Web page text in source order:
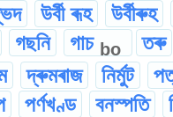
উৰ্বী ৰূহ উৰ্বীৰুহ
গছনি গাচ bo তৰু
দ্ৰুমৰাজ নিৰ্মুট
পৰ্ণখণ্ড বনস্পতি